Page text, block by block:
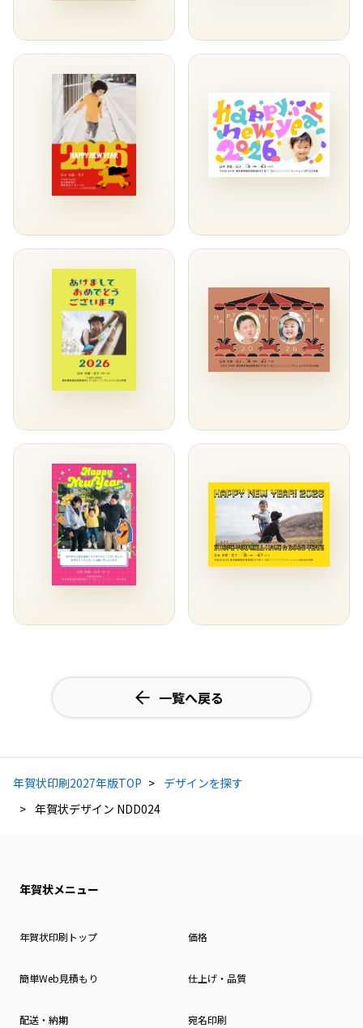
一覧へ戻る
年賀状印刷2027年版TOP
デザインを探す
年賀状デザイン NDD024
年賀状メニュー
年賀状印刷トップ 価格
簡単Web見積もり 仕上げ・品質
配送・納期 宛名印刷